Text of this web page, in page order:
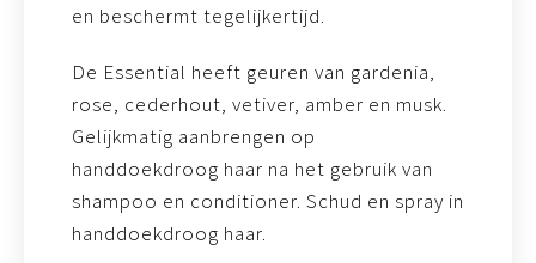
en beschermt tegelijkertijd.
De Essential heeft geuren van gardenia,
rose, cederhout, vetiver, amber en musk.
Gelijkmatig aanbrengen op
handdoekdroog haar na het gebruik van
shampoo en conditioner. Schud en spray in
handdoekdroog haar.